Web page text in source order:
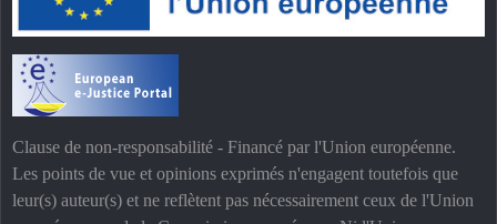
Clause de non-responsabilité - Financé par l'Union européenne.
Les points de vue et opinions exprimés n'engagent toutefois que
leur(s) auteur(s) et ne reflètent pas nécessairement ceux de l'Union